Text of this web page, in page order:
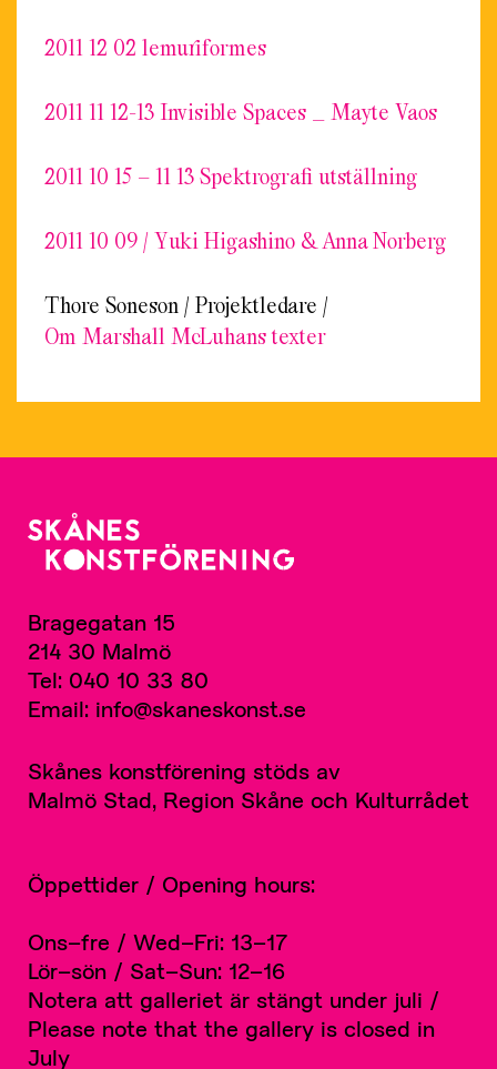
2011 12 02 lemuriformes
2011 11 12-13 Invisible Spaces _ Mayte Vaos
2011 10 15 – 11 13 Spektrografi utställning
2011 10 09 / Yuki Higashino & Anna Norberg
Thore Soneson / Projektledare /
Om Marshall McLuhans texter
Bragegatan 15
214 30 Malmö
Tel: 040 10 33 80
Email: info@skaneskonst.se
Skånes konstförening stöds av
Malmö Stad, Region Skåne och Kulturrådet
Öppettider / Opening hours:
Ons–fre / Wed–Fri: 13–17
Lör–sön / Sat–Sun: 12–16
Notera att galleriet är stängt under juli /
Please note that the gallery is closed in
July